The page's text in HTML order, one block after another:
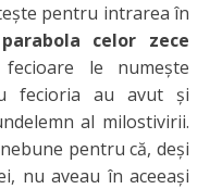
pentru intrarea în
parabola celor zece
le numeşte
fecioria au avut şi
al milostivirii.
pentru că, deşi
nu aveau în aceeaşi